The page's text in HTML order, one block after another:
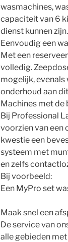
wasmachines,
capaciteit van 6
dienst kunnen
Eenvoudig een
Met een
volledig.
mogelijk, evenals
onderhoud aan
Machines met de
Bij Professional
voorzien van een
kwestie een
systeem met
en zelfs
Bij voorbeeld:
Een MyPro set
Maak snel een
De service van
alle gebieden